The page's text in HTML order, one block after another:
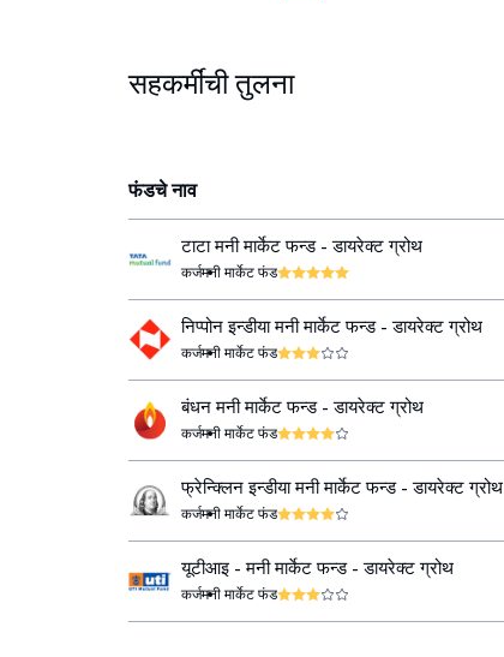
सहकर्मींची तुलना
फंडचे नाव
टाटा मनी मार्केट फन्ड - डायरेक्ट ग्रोथ
कर्जमनी मार्केट फंड
निप्पोन इन्डीया मनी मार्केट फन्ड - डायरेक्ट ग्रोथ
कर्जमनी मार्केट फंड
बंधन मनी मार्केट फन्ड - डायरेक्ट ग्रोथ
कर्जमनी मार्केट फंड
फ्रेन्क्लिन इन्डीया मनी मार्केट फन्ड - डायरेक्ट ग्रोथ
कर्जमनी मार्केट फंड
यूटीआइ - मनी मार्केट फन्ड - डायरेक्ट ग्रोथ
कर्जमनी मार्केट फंड